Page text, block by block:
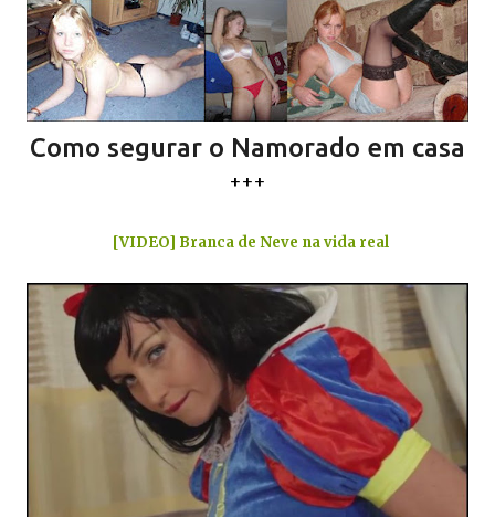
Como segurar o Namorado em casa
+++
[VIDEO] Branca de Neve na vida real